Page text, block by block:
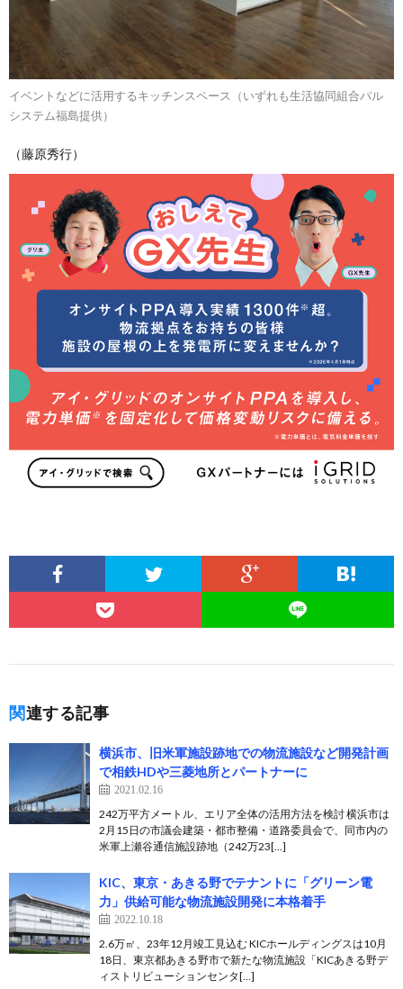
イベントなどに活用するキッチンスペース（いずれも生活協同組合パル
システム福島提供）
（藤原秀行）
関連する記事
横浜市、旧米軍施設跡地での物流施設など開発計画
で相鉄HDや三菱地所とパートナーに
2021.02.16
242万平方メートル、エリア全体の活用方法を検討 横浜市は
2月15日の市議会建築・都市整備・道路委員会で、同市内の
米軍上瀬谷通信施設跡地（242万23[…]
KIC、東京・あきる野でテナントに「グリーン電
力」供給可能な物流施設開発に本格着手
2022.10.18
2.6万㎡、23年12月竣工見込む KICホールディングスは10月
18日、東京都あきる野市で新たな物流施設「KICあきる野デ
ィストリビューションセンタ[…]